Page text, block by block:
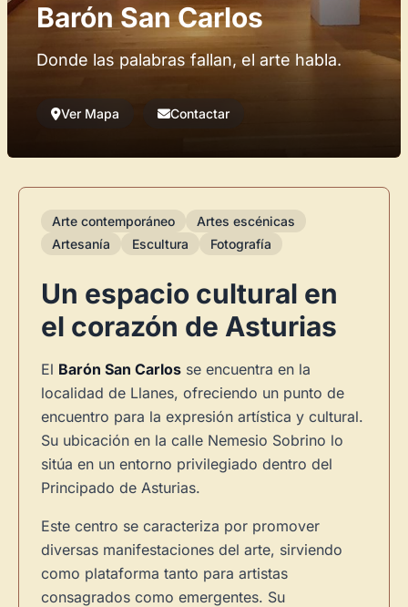
Barón San Carlos
Donde las palabras fallan, el arte habla.
Ver Mapa Contactar
Arte contemporáneo
Artes escénicas
Artesanía
Escultura Fotografía
Un espacio cultural en
el corazón de Asturias
El Barón San Carlos se encuentra en la
localidad de Llanes, ofreciendo un punto de
encuentro para la expresión artística y cultural.
Su ubicación en la calle Nemesio Sobrino lo
sitúa en un entorno privilegiado dentro del
Principado de Asturias.
Este centro se caracteriza por promover
diversas manifestaciones del arte, sirviendo
como plataforma tanto para artistas
consagrados como emergentes. Su